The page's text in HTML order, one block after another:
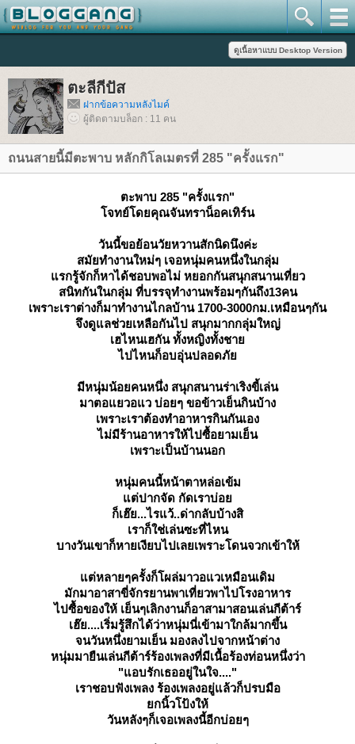
ตะลีกีปัส
ฝากข้อความหลังไมค์
ผู้ติดตามบล็อก : 11 คน
ถนนสายนี้มีตะพาบ หลักกิโลเมตรที่ 285 "ครั้งแรก"
ตะพาบ 285 "ครั้งแรก"
จทย์โดยคุณจันทราน็อคเทิร์น
วันนี้ขอย้อนวัยหวานสักนิดนึงค่ะ
สมัยทำงานใหม่ๆ เจอหนุ่มคนหนึ่งในกลุ่ม
รกรู้จักก็หาได้ชอบพอไม่ หยอกกันสนุกสนานเที่ยว
สนิทกันในกลุ่ม ที่บรรจุทำงานพร้อมๆกันถึง13คน
เพราะเราต่างก็มาทำงานไกลบ้าน 1700-3000กม.เหมือนๆกัน
จึงดูแลช่วยเหลือกันไป สนุกมากกลุ่มใหญ่
เฮไหนเฮกัน ทั้งหญิงทั้งชา
ไปไหนก็อบอุ่นปลอดภั
มีหนุ่มน้อยคนหนึ่ง สนุกสนานร่าเริงขี้เล่น
มาตอแยวอแว บ่อยๆ ขอข้าวเย็นกินบ้าง
เพราะเราต้องทำอาหารกินกันเอง
ไม่มีร้านอาหารให้ไปซื้อยามเย็น
เพราะเป็นบ้านนอก
หนุ่มคนนี้หน้าตาหล่อเข้ม
ต่ปากจัด กัดเราบ่อ
ก็เฮ๊ย...ไรแว้..ด่ากลับบ้างสิ
เราก็ใช่เล่นซะที่ไหน
บางวันเขาก็หายเงียบไปเลยเพราะโดนจวกเข้าให้
ต่หลายๆครั้งก็โผล่มาวอแวเหมือนเดิม
มักมาอาสาขี่จักรยานพาเที่ยวพาไปโรงอาหาร
ไปซื้อของให้ เย็นๆเลิกงานก็อาสามาสอนเล่นกีต้าร์
เฮ๊ย....เริ่มรู้สึกได้ว่าหนุ่มนี่เข้ามาใกล้มากขึ้น
จนวันหนึ่งยามเย็น มองลงไปจากหน้าต่าง
หนุ่มมายืนเล่นกีต้าร์ร้องเพลงที่มีเนื้อร้องท่อนหนึ่งว่า
"แอบรักเธออยู่ในใจ...."
เราชอบฟังเพลง ร้องเพลงอยู่แล้วก็ปรบมือ
กนิ้วโป้งให้
วันหลังๆก็เจอเพลงนี้อีกบ่อยๆ